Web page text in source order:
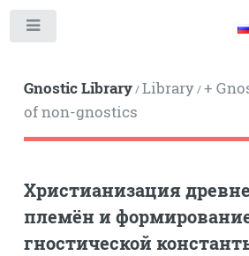
Gnostic Library/Library/+
of non-gnostics
Христианизация
племён и
гностической